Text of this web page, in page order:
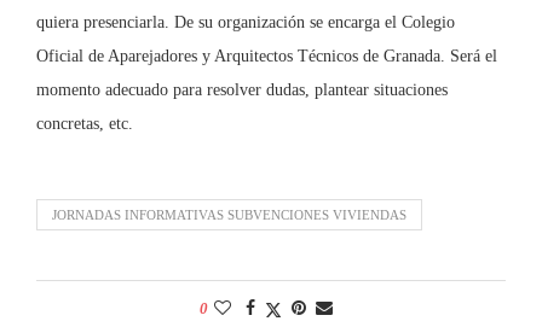
quiera presenciarla. De su organización se encarga el Colegio
Oficial de Aparejadores y Arquitectos Técnicos de Granada. Será el
momento adecuado para resolver dudas, plantear situaciones
concretas, etc.
JORNADAS INFORMATIVAS SUBVENCIONES VIVIENDAS
0